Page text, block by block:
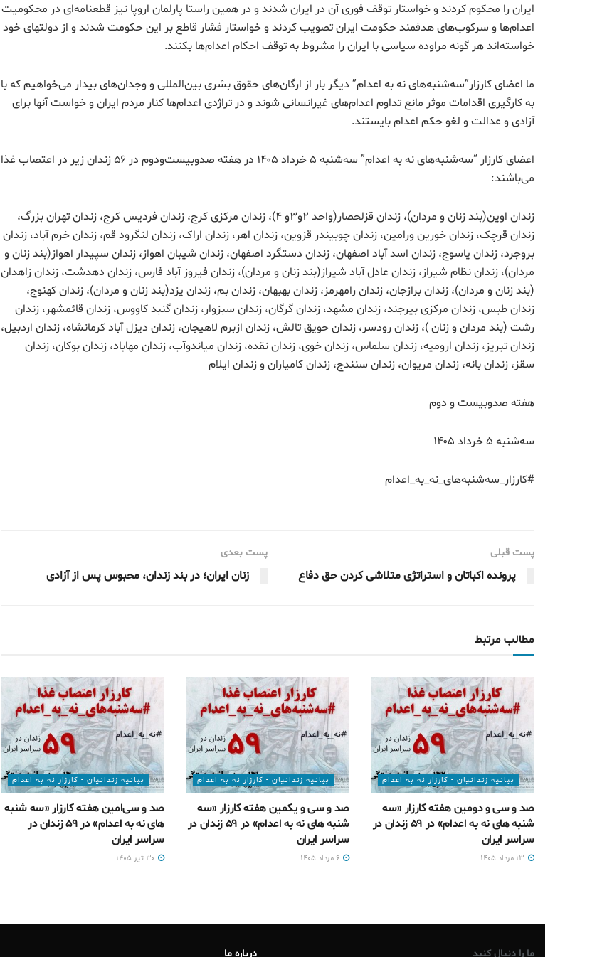
ایران را محکوم کردند و خواستار توقف فوری آن در ایران شدند و در همین راستا پارلمان اروپا نیز قطعنامه‌ای در محکومیت
اعدام‌ها و سرکوب‌های هدفمند حکومت ایران تصویب کردند و خواستار فشار قاطع بر این حکومت شدند و از دولتهای خود
خواسته‌اند هر گونه مراوده سیاسی با ایران را مشروط به توقف احکام اعدام‌ها بکنند.
ما اعضای کارزار”سه‌شنبه‌های نه به اعدام” دیگر بار از ارگان‌های حقوق بشری بین‌المللی و وجدان‌های بیدار می‌خواهیم که با
به کارگیری اقدامات موثر مانع تداوم اعدام‌های غیرانسانی شوند و در تراژدی اعدام‌ها کنار مردم ایران و خواست آنها برای
آزادی و عدالت و لغو حکم اعدام بایستند.
اعضای کارزار “سه‌شنبه‌های نه به اعدام” سه‌شنبه ۵ خرداد ۱۴۰۵ در هفته صدوبیست‌ودوم در ۵۶ زندان زیر در اعتصاب غذا
می‌باشند:
زندان اوین(بند زنان و مردان)، زندان قزلحصار(واحد ۲و۳و ۴)، زندان مرکزی کرج، زندان فردیس کرج، زندان تهران بزرگ،
زندان قرچک، زندان خورین ورامین، زندان چوبیندر قزوین، زندان اهر، زندان اراک، زندان لنگرود قم، زندان خرم آباد، زندان
بروجرد، زندان یاسوج، زندان اسد آباد اصفهان، زندان دستگرد اصفهان، زندان شیبان اهواز، زندان سپیدار اهواز(بند زنان و
مردان)، زندان نظام شیراز، زندان عادل آباد شیراز(بند زنان و مردان)، زندان فیروز آباد فارس، زندان دهدشت، زندان زاهدان
(بند زنان و مردان)، زندان برازجان، زندان رامهرمز، زندان بهبهان، زندان بم، زندان یزد(بند زنان و مردان)، زندان کهنوج،
زندان طبس، زندان مرکزی بیرجند، زندان مشهد، زندان گرگان، زندان سبزوار، زندان گنبد کاووس، زندان قائمشهر، زندان
رشت (بند مردان و زنان )، زندان رودسر، زندان حویق تالش، زندان ازبرم لاهیجان، زندان دیزل آباد کرمانشاه، زندان اردبیل،
زندان تبریز، زندان ارومیه، زندان سلماس، زندان خوی، زندان نقده، زندان میاندوآب، زندان مهاباد، زندان بوکان، زندان
سقز، زندان بانه، زندان مریوان، زندان سنندج، زندان کامیاران و زندان ایلام
هفته صدوبیست و دوم
سه‌شنبه ۵ خرداد ۱۴۰۵
#کارزار_سه‌شنبه‌های_نه_به_اعدام
پست قبلی
پرونده اکباتان و استراتژی متلاشی کردن حق دفاع
پست بعدی
زنان ایران؛ در بند زندان، محبوس پس از آزادی
مطالب مرتبط
بیانیه زندانیان - کارزار نه به اعدام
صد و سی و دومین هفته کارزار «سه
شنبه های نه به اعدام» در ۵۹ زندان در
سراسر ایران
بیانیه زندانیان - کارزار نه به اعدام
صد و سی و یکمین هفته کارزار «سه
شنبه های نه به اعدام» در ۵۹ زندان در
سراسر ایران
بیانیه زندانیان - کارزار نه به اعدام
صد و سی‌امین هفته کارزار «سه شنبه
های نه به اعدام» در ۵۹ زندان در
سراسر ایران
درباره ما ما را دنبال کنید